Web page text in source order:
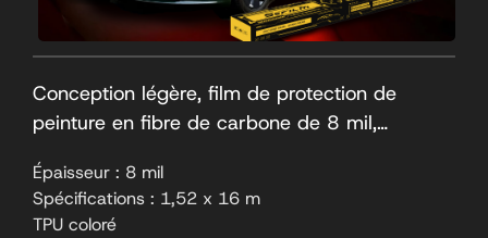
Conception légère, film de protection de
peinture en fibre de carbone de 8 mil,
Épaisseur : 8 mil
Spécifications : 1,52 x 16 m
TPU coloré